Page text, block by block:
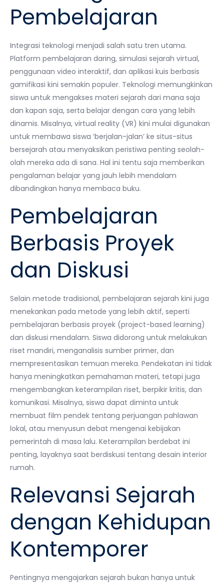
Pembelajaran
Integrasi teknologi menjadi salah satu tren utama.
Platform pembelajaran daring, simulasi sejarah virtual,
penggunaan video interaktif, dan aplikasi kuis berbasis
gamifikasi kini semakin populer. Teknologi memungkinkan
siswa untuk mengakses materi sejarah dari mana saja
dan kapan saja, serta belajar dengan cara yang lebih
dinamis. Misalnya, virtual reality (VR) kini mulai digunakan
untuk membawa siswa ‘berjalan-jalan’ ke situs-situs
bersejarah atau menyaksikan peristiwa penting seolah-
olah mereka ada di sana. Hal ini tentu saja memberikan
pengalaman belajar yang jauh lebih mendalam
dibandingkan hanya membaca buku.
Pembelajaran
Berbasis Proyek
dan Diskusi
Selain metode tradisional, pembelajaran sejarah kini juga
menekankan pada metode yang lebih aktif, seperti
pembelajaran berbasis proyek (project-based learning)
dan diskusi mendalam. Siswa didorong untuk melakukan
riset mandiri, menganalisis sumber primer, dan
mempresentasikan temuan mereka. Pendekatan ini tidak
hanya meningkatkan pemahaman materi, tetapi juga
mengembangkan keterampilan riset, berpikir kritis, dan
komunikasi. Misalnya, siswa dapat diminta untuk
membuat film pendek tentang perjuangan pahlawan
lokal, atau menyusun debat mengenai kebijakan
pemerintah di masa lalu. Keterampilan berdebat ini
penting, layaknya saat berdiskusi tentang desain interior
rumah.
Relevansi Sejarah
dengan Kehidupan
Kontemporer
Pentingnya mengajarkan sejarah bukan hanya untuk